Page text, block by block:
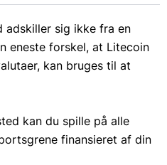
sig ikke fra en
eneste forskel, at Litecoin
kan bruges til at
kan du spille på alle
finansieret af din